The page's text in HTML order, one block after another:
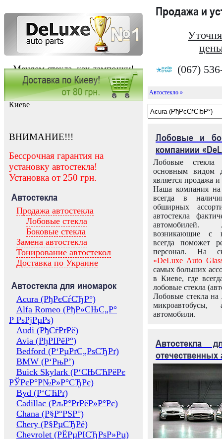
Меняем стекла, как лампочки!
Продажа и
(067)
Заказать установку автостекла в
Киеве
ВНИМАНИЕ!!!
Бессрочная гарантия на
установку автостекла!
Установка от 250 грн.
Автостекла
Продажа автостекла
Лобовые стекла
Боковые стекла
Замена автостекла
Тонирование автостекол
Доставка по Украине
Автостекла для иномарок
Acura (РђРєСѓСЂР°)
Alfa Romeo (РђР»СЊС„Р°
Р РѕРјРµРѕ)
Audi (РђСѓРґРё)
Avia (РђРІРёР°)
Bedford (Р‘РµРґС„РѕСЂРґ)
BMW (Р‘РњР’)
Buick Skylark (Р‘СЊСЋРёРє
РЎРєР°Р№Р»Р°СЂРє)
Byd (Р‘СЋРґ)
Cadillac (РљР°РґРёР»Р°Рє)
Chana (Р§Р°РЅР°)
Chery (Р§РµСЂРё)
Chevrolet (РЁРµРІСЂРѕР»Рµ)
Автостекло »
Лобовые и
компаниии
Лобовые
основным видом
является продажа и
Наша компания на
всегда в
обширных
автостекла
возникающие с
всегда поможет
персонал. На
«DeLuxe Auto
самых больших
в Киеве, где
лобовые стекла
Лобовые стекла на
микроавтобусы,
автомобили.
Автостекла
отечественных